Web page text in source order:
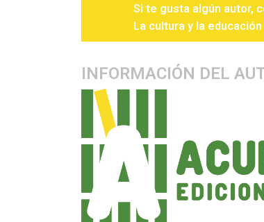
Si te gusta algún autor,
La cultura y la
INFORMACIÓN DEL